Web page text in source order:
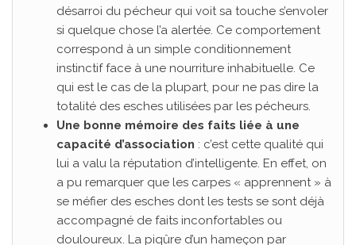
désarroi du pécheur qui voit sa touche s’envoler
si quelque chose l’a alertée. Ce comportement
correspond à un simple conditionnement
instinctif face à une nourriture inhabituelle. Ce
qui est le cas de la plupart, pour ne pas dire la
totalité des esches utilisées par les pécheurs.
Une bonne mémoire des faits liée à une
capacité d’association : c’est cette qualité qui
lui a valu la réputation d’intelligente. En effet, on
a pu remarquer que les carpes « apprennent » à
se méfier des esches dont les tests se sont déjà
accompagné de faits inconfortables ou
douloureux. La piqûre d’un hameçon par